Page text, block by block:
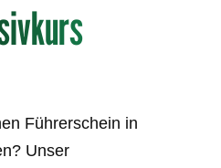
Führerschein in
Unser